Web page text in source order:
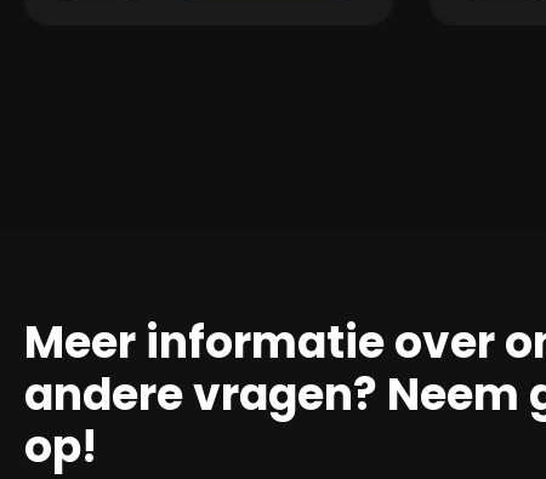
Meer informatie over
andere vragen?
op!